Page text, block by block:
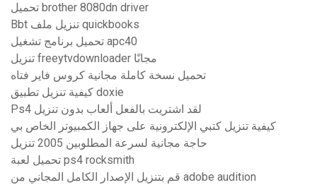
تحميل brother 8080dn driver
Bbt تنزيل ملف quickbooks
تحميل برنامج تشغيل apc40
تنزيل freeytvdownloader مجانًا
تحميل نسخة كاملة مجانية كروس فاير فتاه
كيفية تنزيل تطبيق doxie
Ps4 لقد اشتريت بالفعل ألعاب بدون تنزيل
كيفية تنزيل كتبي الإلكترونية على جهاز الكمبيوتر الخاص بي
حاجة مجانية لسرعة المطلوبين 2005 تنزيل
تحميل لعبة ps4 rocksmith
قم بتنزيل الإصدار الكامل المجاني من adobe audition